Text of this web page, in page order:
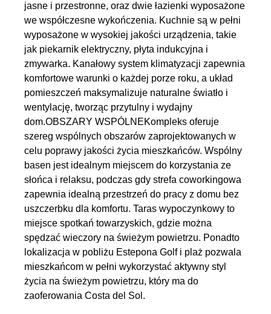
jasne i przestronne, oraz dwie łazienki wyposażone
we współczesne wykończenia. Kuchnie są w pełni
wyposażone w wysokiej jakości urządzenia, takie
jak piekarnik elektryczny, płyta indukcyjna i
zmywarka. Kanałowy system klimatyzacji zapewnia
komfortowe warunki o każdej porze roku, a układ
pomieszczeń maksymalizuje naturalne światło i
wentylację, tworząc przytulny i wydajny
dom.OBSZARY WSPÓLNEKompleks oferuje
szereg wspólnych obszarów zaprojektowanych w
celu poprawy jakości życia mieszkańców. Wspólny
basen jest idealnym miejscem do korzystania ze
słońca i relaksu, podczas gdy strefa coworkingowa
zapewnia idealną przestrzeń do pracy z domu bez
uszczerbku dla komfortu. Taras wypoczynkowy to
miejsce spotkań towarzyskich, gdzie można
spędzać wieczory na świeżym powietrzu. Ponadto
lokalizacja w pobliżu Estepona Golf i plaż pozwala
mieszkańcom w pełni wykorzystać aktywny styl
życia na świeżym powietrzu, który ma do
zaoferowania Costa del Sol.